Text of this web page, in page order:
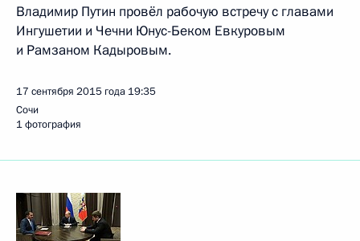
Владимир Путин провёл рабочую встречу с главами
Ингушетии и Чечни Юнус-Беком Евкуровым
и Рамзаном Кадыровым.
17 сентября 2015 года 19:35
Сочи
1 фотография